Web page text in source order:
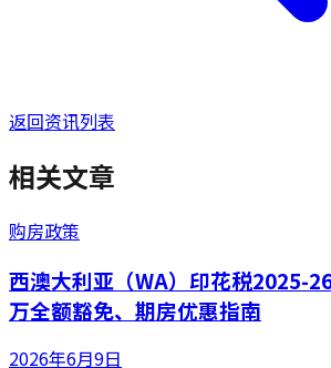
返回资讯列表
相关文章
购房政策
西澳大利亚（WA）印花税2025-
万全额豁免、期房优惠指南
2026年6月9日